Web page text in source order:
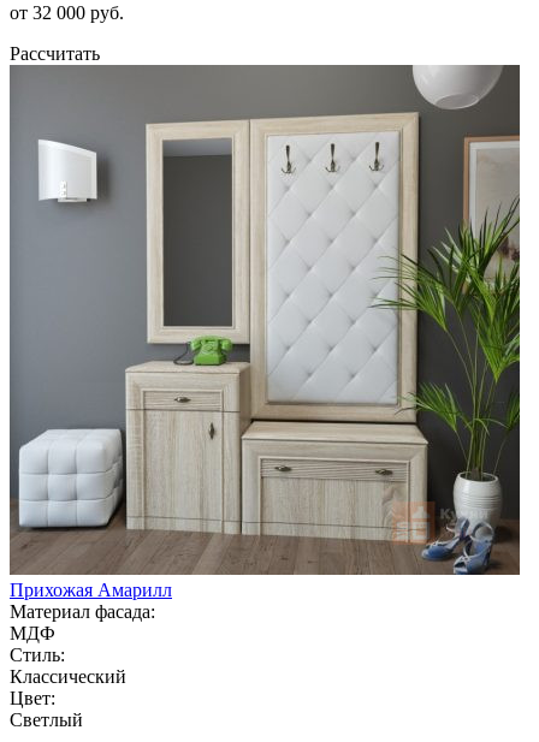
от 32 000 руб.
Рассчитать
Прихожая Амарилл
Материал фасада:
МДФ
Стиль:
Классический
Цвет:
Светлый